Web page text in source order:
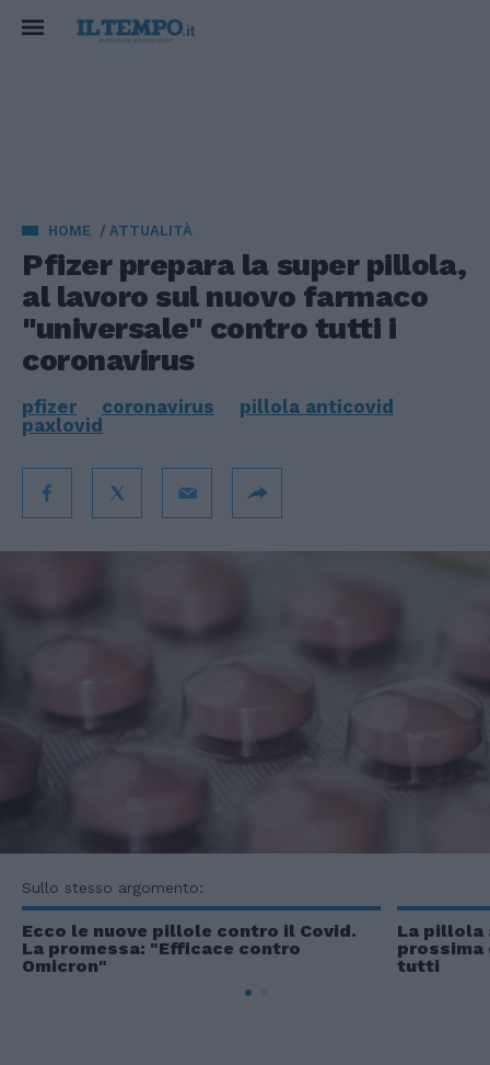
HOME ATTUALITÀ
Pfizer prepara la super pillola,
al lavoro sul nuovo farmaco
"universale" contro tutti i
coronavirus
pfizer coronavirus
pillola anticovid
paxlovid
Sullo stesso argomento:
Ecco le nuove pillole contro il Covid.
La promessa: "Efficace contro
Omicron"
La pillola
prossima
tutti